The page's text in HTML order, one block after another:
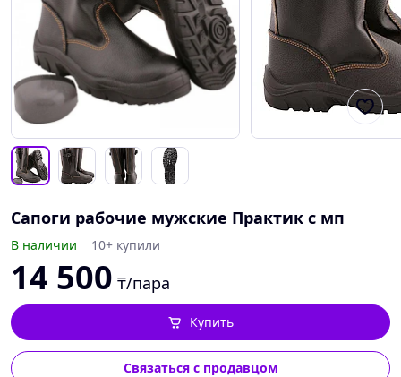
Сапоги рабочие мужские Практик с мп
В наличии 10+ купили
14 500 ₸/пара
Купить
Связаться с продавцом